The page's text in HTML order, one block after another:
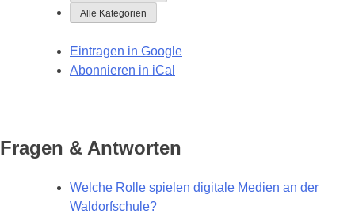
Alle Kategorien
Eintragen in Google
Abonnieren in iCal
Fragen & Antworten
Welche Rolle spielen digitale Medien an der
Waldorfschule?